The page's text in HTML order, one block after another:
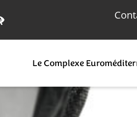
Le Complexe